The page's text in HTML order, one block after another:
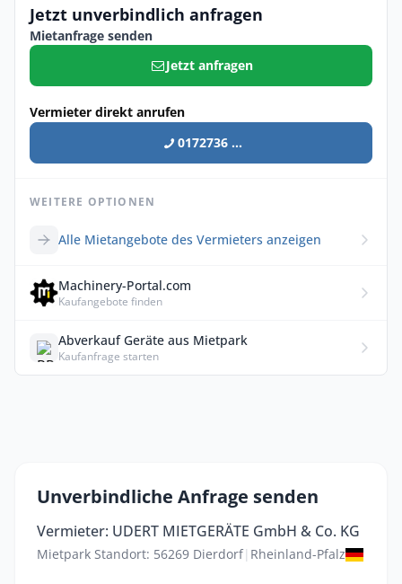
Jetzt unverbindlich anfragen
Mietanfrage senden
Jetzt anfragen
Vermieter direkt anrufen
0172736 ...
WEITERE OPTIONEN
Alle Mietangebote des Vermieters anzeigen
Machinery-Portal.com
Kaufangebote finden
Abverkauf Geräte aus Mietpark
Kaufanfrage starten
Unverbindliche Anfrage senden
Vermieter: UDERT MIETGERÄTE GmbH & Co. KG
Mietpark Standort: 56269 Dierdorf| Rheinland-Pfalz